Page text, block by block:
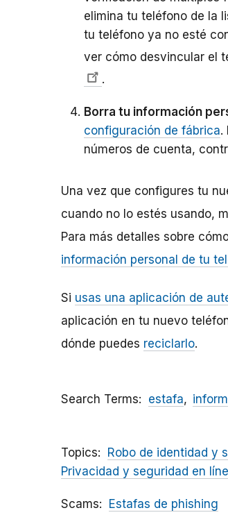
elimina tu teléfono de la
tu teléfono ya no esté
ver cómo desvincular el
.
Borra tu información
configuración de fábrica.
números de cuenta,
Una vez que configures tu
cuando no lo estés usando,
Para más detalles sobre
información personal de tu
Si usas una aplicación de
aplicación en tu nuevo
dónde puedes reciclarlo.
Search Terms estafa
Topics Robo de identidad y
Privacidad y seguridad en
Scams Estafas de phishing